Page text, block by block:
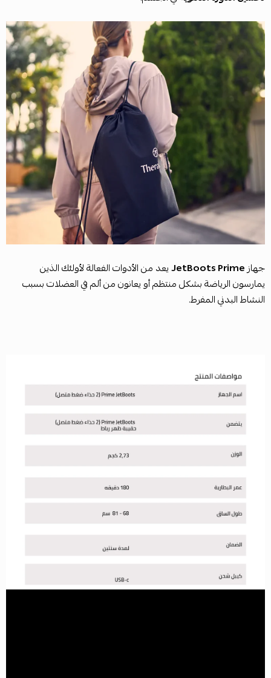
جهازJetBoots Primeيعد من الأدوات الفعالة لأولئك الذين
يمارسون الرياضة بشكل منتظم أو يعانون من ألم في العضلات بسبب
النشاط البدني المفرط.